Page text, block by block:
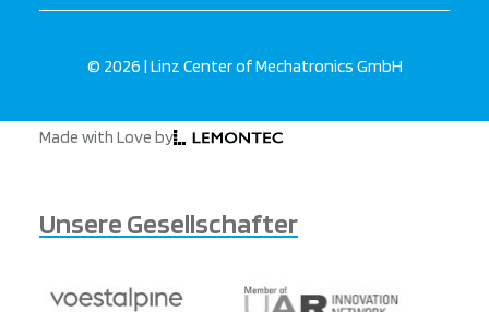
© 2026 | Linz Center of Mechatronics GmbH
Made with Love by
Unsere Gesellschafter